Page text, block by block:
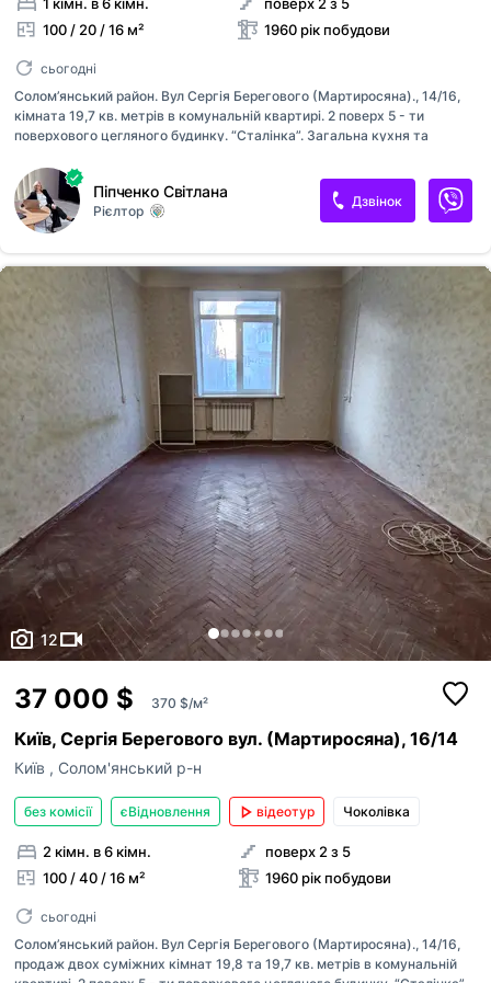
100 / 20 / 16 м²
1960 рік побудови
сьогодні
Солом’янський район. Вул Сергія Берегового (Мартиросяна)., 14/16,
кімната 19,7 кв. метрів в комунальній квартирі. 2 поверх 5 - ти
поверхового цегляного будинку. “Сталінка”. Загальна кухня та
батареї. Нова мідна проводка. Розвинена інфраструктура - поруч
супермаркети, навчальні заклади, ринок. Найближче метро -
Шулявська.
Піпченко Світлана
Рієлтор
Дзвінок
12
37 000 $ 370 $/м²
Київ, Сергія Берегового вул. (Мартиросяна), 16/14
Київ , Солом'янський р-н
без комісії єВідновлення відеотур Чоколівка
2 кімн. в 6 кімн.
100 / 40 / 16 м²
поверх 2 з 5
1960 рік побудови
сьогодні
Солом’янський район. Вул Сергія Берегового (Мартиросяна)., 14/16,
продаж двох суміжних кімнат 19,8 та 19,7 кв. метрів в комунальній